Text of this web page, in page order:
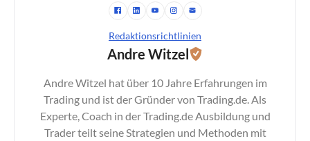
Redaktionsrichtlinien
Andre Witzel
Andre Witzel hat über 10 Jahre Erfahrungen im
Trading und ist der Gründer von Trading.de. Als
Experte, Coach in der Trading.de Ausbildung und
Trader teilt seine Strategien und Methoden mit